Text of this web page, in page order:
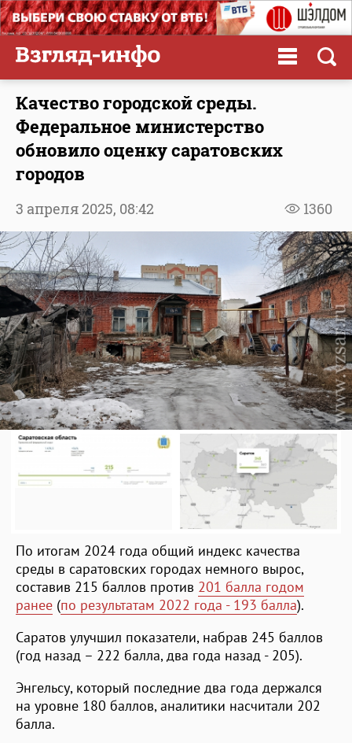
Качество городской среды.
Федеральное министерство
обновило оценку саратовских
городов
1360
3 апреля 2025, 08:42
По итогам 2024 года общий индекс качества
среды в саратовских городах немного вырос,
составив 215 баллов против 201 балла годом
ранее (по результатам 2022 года - 193 балла).
Саратов улучшил показатели, набрав 245 баллов
(год назад – 222 балла, два года назад - 205).
Энгельсу, который последние два года держался
на уровне 180 баллов, аналитики насчитали 202
балла.